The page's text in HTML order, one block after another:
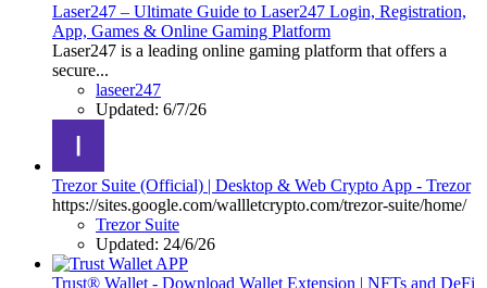
Laser247 – Ultimate Guide to Laser247 Login, Registration,
App, Games & Online Gaming Platform
Laser247 is a leading online gaming platform that offers a
secure...
laseer247
Updated: 6/7/26
Trezor Suite (Official) | Desktop & Web Crypto App - Trezor
https://sites.google.com/wallletcrypto.com/trezor-suite/home/
Trezor Suite
Updated: 24/6/26
Trust® Wallet - Download Wallet Extension | NFTs and DeFi